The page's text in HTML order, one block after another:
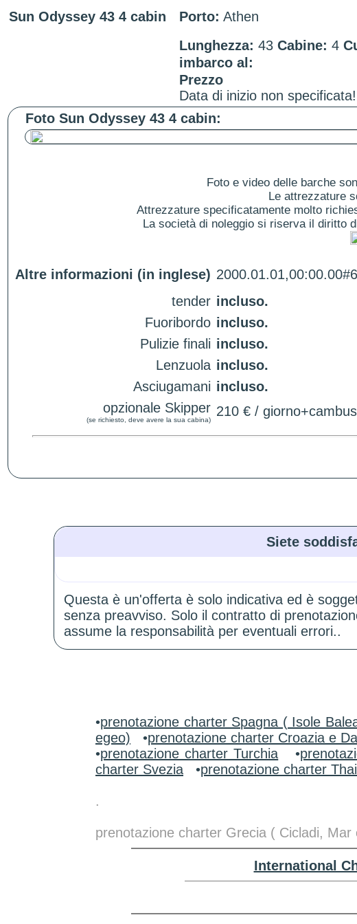
Sun Odyssey 43 4 cabin Porto: Athen
Lunghezza: 43 Cabine: 4
imbarco al:
Prezzo
Data di inizio non specificata!
Foto Sun Odyssey 43 4 cabin:
Foto e video delle barche
Le attrezzature
Attrezzature specificatamente molto
La società di noleggio si riserva il diritto
Altre informazioni (in inglese) 2000.01.01,00:00.00#6
tender incluso.
Fuoribordo incluso.
Pulizie finali incluso.
Lenzuola incluso.
Asciugamani incluso.
opzionale Skipper
(se richiesto, deve avere la sua cabina)
210 € /
Siete
Questa è un'offerta è solo indicativa ed è
senza preavviso. Solo il contratto di
assume la responsabilità per eventuali errori..
•prenotazione charter Spagna ( Isole
egeo) •prenotazione charter Croazia e
•prenotazione charter Turchia •
charter Svezia •prenotazione charter
.
prenotazione charter Grecia ( Cicladi,
International